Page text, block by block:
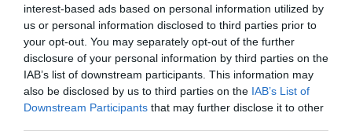
interest-based ads based on personal information utilized by
us or personal information disclosed to third parties prior to
your opt-out. You may separately opt-out of the further
disclosure of your personal information by third parties on the
IAB’s list of downstream participants. This information may
also be disclosed by us to third parties on the IAB’s List of
Downstream Participants that may further disclose it to other